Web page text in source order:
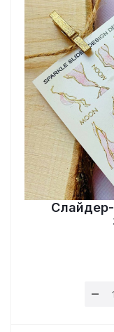
Слайдер-